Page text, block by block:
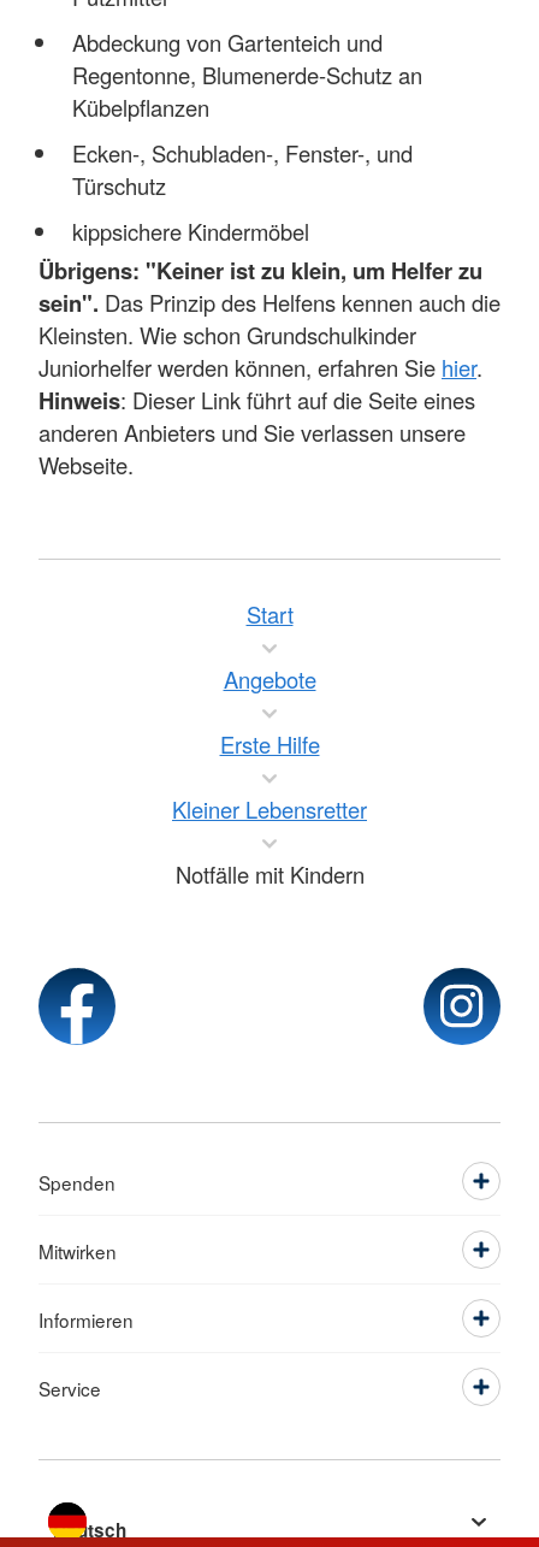
Abdeckung von Gartenteich und
Regentonne, Blumenerde-Schutz an
Kübelpflanzen
Ecken-, Schubladen-, Fenster-, und
Türschutz
kippsichere Kindermöbel
Übrigens: "Keiner ist zu klein, um Helfer zu
sein". Das Prinzip des Helfens kennen auch die
Kleinsten. Wie schon Grundschulkinder
Juniorhelfer werden können, erfahren Sie hier.
Hinweis: Dieser Link führt auf die Seite eines
anderen Anbieters und Sie verlassen unsere
Webseite.
Start
Angebote
Erste Hilfe
Kleiner Lebensretter
Notfälle mit Kindern
Spenden
Mitwirken
Informieren
Service
Sprache wechseln zu